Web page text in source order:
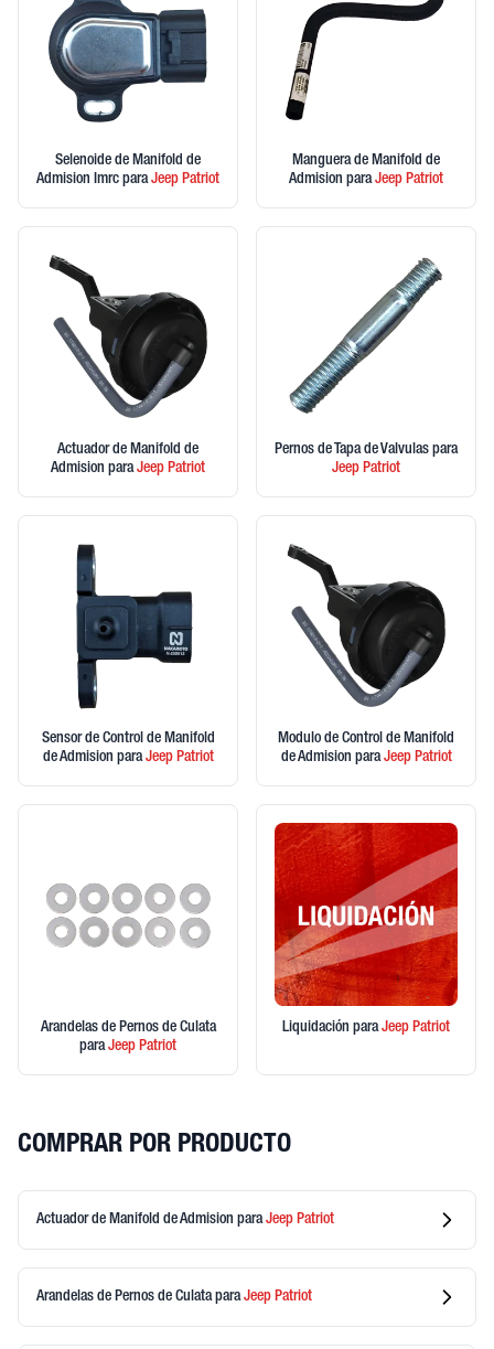
Selenoide de Manifold de
Admision Imrc paraJeep Patriot
Manguera de Manifold de
Admision paraJeep Patriot
Actuador de Manifold de
Admision paraJeep Patriot
Pernos de Tapa de Valvulas para
Jeep Patriot
Sensor de Control de Manifold
de Admision paraJeepPatriot
Modulo de Control de Manifold
de Admision paraJeepPatriot
Arandelas de Pernos de Culata
paraJeep Patriot
Liquidación paraJeep Patriot
COMPRAR POR PRODUCTO
Actuador de Manifold de Admision paraJeep Patriot
Arandelas de Pernos de CulataparaJeep Patriot